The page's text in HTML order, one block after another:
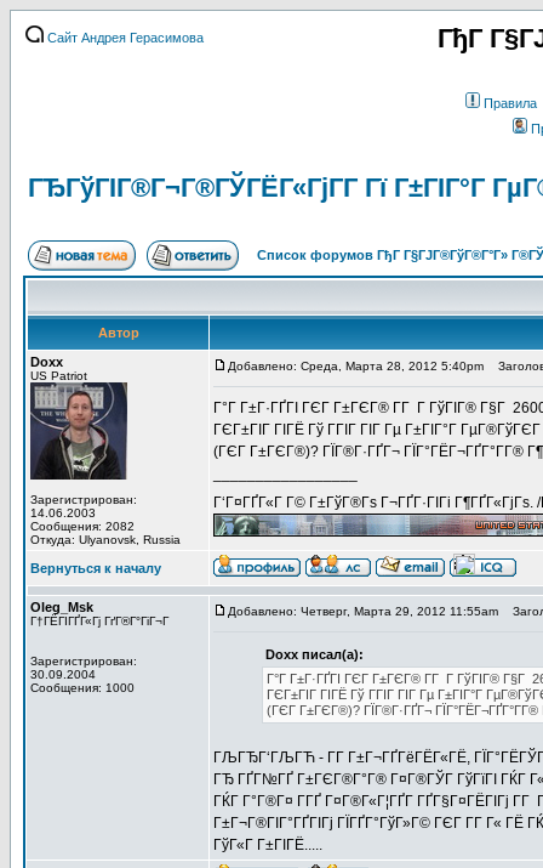
Сайт Андрея Герасимова ГђГ
Правила
ГЂГўГІГ®Г¬Г®ГЎГЁГ«ГјГ­Г Гї Г±ГІГ°Г
Список форумов ГђГ Г§ГЈГ®ГўГ®Г°Г»
Автор
Doxx
US Patriot
Зарегистрирован:
14.06.2003
Сообщения: 2082
Откуда: Ulyanovsk, Russia
Добавлено: Среда, Марта 28, 2012 5:40pm
Г°Г Г±Г·ГҐГІ ГЄГ Г±ГЄГ® Г­Г Г ГўГІГ® Г§Г
ГЄГ±ГІГ ГІГЁ Гў ГГІГ ГІГ Гµ Г±ГІГ°Г
(ГЄГ Г±ГЄГ®)? ГЇГ®Г·ГҐГ¬ ГЇГ°ГЁГ¬ГҐГ°Г­Г®
Г‘Г¤ГҐГ«Г Г© Г±ГўГ®Гѕ Г¬ГҐГ·ГІГі Г¶ГҐГ«ГјГѕ.
Вернуться к началу
Oleg_Msk
Г†ГЁГІГҐГ«Гј ГґГ®Г°ГіГ¬Г
Зарегистрирован:
30.09.2004
Сообщения: 1000
Добавлено: Четверг, Марта 29, 2012 11:55am
Doxx писал(а):
Г°Г Г±Г·ГҐГІ ГЄГ Г±ГЄГ® Г­Г Г ГўГІГ® Г§Г
ГЄГ±ГІГ ГІГЁ Гў ГГІГ ГІГ Гµ Г±ГІГ°Г
(ГЄГ Г±ГЄГ®)? ГЇГ®Г·ГҐГ¬ ГЇГ°ГЁГ¬ГҐГ°Г­Г®
ГЉГЂГ‘ГЉГЋ - Г­Г Г±Г¬ГҐГёГЁГ«ГЁ, ГЇГ°ГЁГЎГ
ГЂ ГҐГ№ГҐ Г±ГЄГ®Г°Г® Г¤Г®ГЎГ ГўГїГІ ГЌГ
ГЌГ Г°Г®Г¤ Г­ГҐ Г¤Г®Г«Г¦ГҐГ­ ГҐГ§Г¤ГЁГІГј
Г±Г¬Г®ГІГ°ГҐГІГј ГЇГҐГ°ГўГ»Г© ГЄГ Г­Г Г« ГЁ
ГўГ«Г Г±ГІГЁ.....